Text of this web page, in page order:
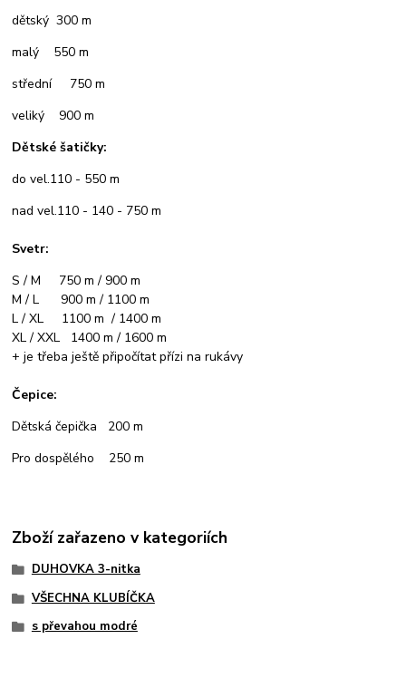
dětský 300 m
malý 550 m
střední 750 m
veliký 900 m
Dětské šatičky:
do vel.110 - 550 m
nad vel.110 - 140 - 750 m
Svetr:
S / M 750 m / 900 m
M / L 900 m / 1100 m
L / XL 1100 m / 1400 m
XL / XXL 1400 m / 1600 m
+ je třeba ještě připočítat přízi na rukávy
Čepice:
Dětská čepička 200 m
Pro dospělého 250 m
Zboží zařazeno v kategoriích
DUHOVKA 3-nitka
VŠECHNA KLUBÍČKA
s převahou modré